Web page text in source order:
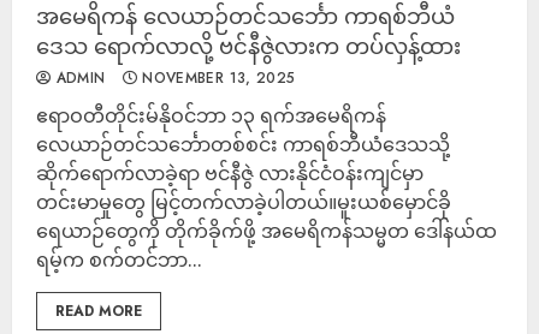
အမေရိကန် လေယာဉ်တင်သင်္ဘော ကာရစ်ဘီယံ
ဒေသ ရောက်လာလို့ ဗင်နီဇွဲလားက တပ်လှန့်ထား
ADMIN NOVEMBER 13, 2025
ဧရာဝတီတိုင်းမ်နိုဝင်ဘာ ၁၃ ရက်အမေရိကန်
လေယာဉ်တင်သင်္ဘောတစ်စင်း ကာရစ်ဘီယံဒေသသို့
ဆိုက်ရောက်လာခဲ့ရာ ဗင်နီဇွဲ လားနိုင်ငံဝန်းကျင်မှာ
တင်းမာမှုတွေ မြင့်တက်လာခဲ့ပါတယ်။မူးယစ်မှောင်ခို
ရေယာဉ်တွေကို တိုက်ခိုက်ဖို့ အမေရိကန်သမ္မတ ဒေါ်နယ်ထ
ရမ့်က စက်တင်ဘာ...
READ MORE